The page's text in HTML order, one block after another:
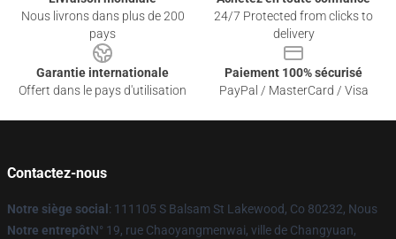
Nous livrons dans plus de 200
pays
24/7 Protected from clicks to
delivery
Garantie internationale
Offert dans le pays d'utilisation
Paiement 100% sécurisé
PayPal / MasterCard / Visa
Contactez-nous
Notre siège social : 111105 S Balsam St Lakewood, Co 80232, Nous
Notre entrepôtN° 19, rue Chaoyangmenwai, ville de Changyuan,